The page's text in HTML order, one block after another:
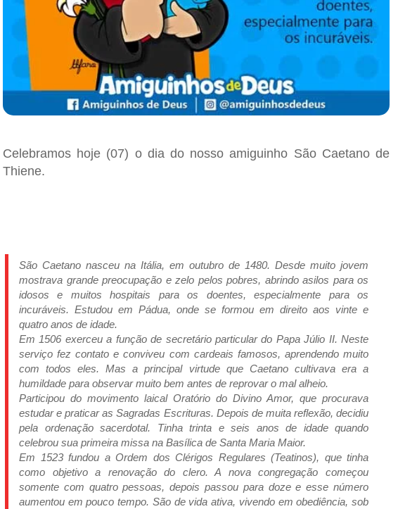
Celebramos hoje (07) o dia do nosso amiguinho São Caetano de
Thiene.
São Caetano nasceu na Itália, em outubro de 1480. Desde muito jovem
mostrava grande preocupação e zelo pelos pobres, abrindo asilos para os
idosos e muitos hospitais para os doentes, especialmente para os
incuráveis. Estudou em Pádua, onde se formou em direito aos vinte e
quatro anos de idade.
Em 1506 exerceu a função de secretário particular do Papa Júlio II. Neste
serviço fez contato e conviveu com cardeais famosos, aprendendo muito
com todos eles. Mas a principal virtude que Caetano cultivava era a
humildade para observar muito bem antes de reprovar o mal alheio.
Participou do movimento laical Oratório do Divino Amor, que procurava
estudar e praticar as Sagradas Escrituras. Depois de muita reflexão, decidiu
pela ordenação sacerdotal. Tinha trinta e seis anos de idade quando
celebrou sua primeira missa na Basílica de Santa Maria Maior.
Em 1523 fundou a Ordem dos Clérigos Regulares (Teatinos), que tinha
como objetivo a renovação do clero. A nova congregação começou
somente com quatro pessoas, depois passou para doze e esse número
aumentou em pouco tempo. São de vida ativa, vivendo em obediência, sob